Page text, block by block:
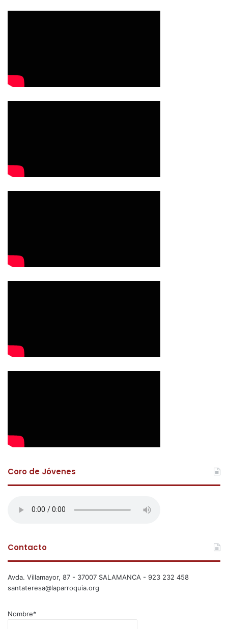
Coro de Jóvenes
Contacto
Avda. Villamayor, 87 - 37007 SALAMANCA - 923 232 458
santateresa@laparroquia.org
Nombre*